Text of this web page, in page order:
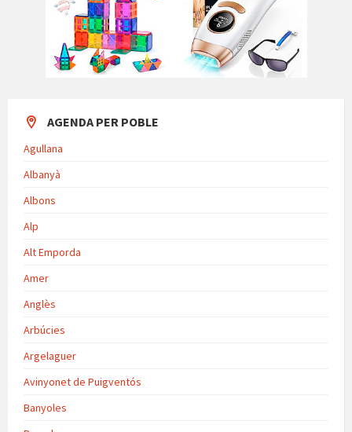
AGENDA PER POBLE
Agullana
Albanyà
Albons
Alp
Alt Emporda
Amer
Anglès
Arbúcies
Argelaguer
Avinyonet de Puigventós
Banyoles